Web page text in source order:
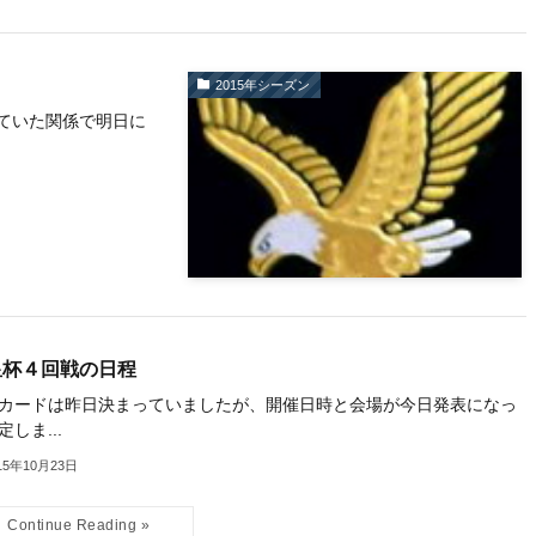
2015年シーズン
いた関係で明日に
４回戦の日程
ードは昨日決まっていましたが、開催日時と会場が今日発表になっ
しま...
年10月23日